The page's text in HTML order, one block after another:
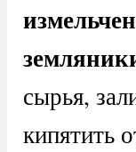
сырья,
кипятить